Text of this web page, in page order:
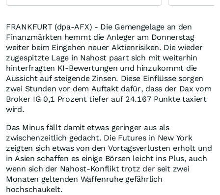
FRANKFURT (dpa-AFX) - Die Gemengelage an den
Finanzmärkten hemmt die Anleger am Donnerstag
weiter beim Eingehen neuer Aktienrisiken. Die wieder
zugespitzte Lage in Nahost paart sich mit weiterhin
hinterfragten KI-Bewertungen und hinzukommt die
Aussicht auf steigende Zinsen. Diese Einflüsse sorgen
zwei Stunden vor dem Auftakt dafür, dass der Dax vom
Broker IG 0,1 Prozent tiefer auf 24.167 Punkte taxiert
wird.
Das Minus fällt damit etwas geringer aus als
zwischenzeitlich gedacht. Die Futures in New York
zeigten sich etwas von den Vortagsverlusten erholt und
in Asien schaffen es einige Börsen leicht ins Plus, auch
wenn sich der Nahost-Konflikt trotz der seit zwei
Monaten geltenden Waffenruhe gefährlich
hochschaukelt.